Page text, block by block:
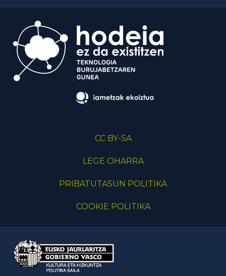
CC BY-SA
LEGE OHARRA
PRIBATUTASUN POLITIKA
COOKIE POLITIKA